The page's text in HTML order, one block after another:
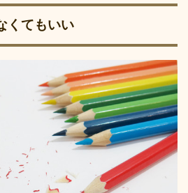
くてもいい